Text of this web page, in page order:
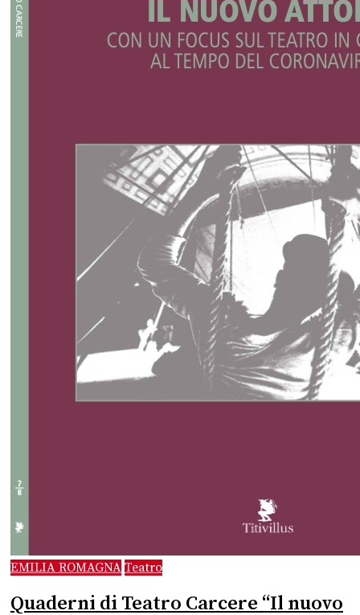
EMILIA ROMAGNA Teatro
Quaderni di Teatro Carcere “Il nuovo